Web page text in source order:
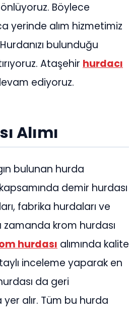
Böylece
yerinde alım hizmetimiz
bulunduğu
Ataşehir hurdacı
ediyoruz.
Alımı
bulunan hurda
demir hurdası
fabrika hurdaları ve
zamanda krom hurdası
hurdası alımında kalite
inceleme yaparak en
da geri
alır. Tüm bu hurda